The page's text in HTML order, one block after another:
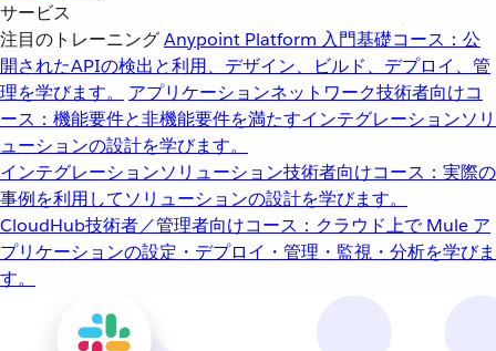
サービス
注目のトレーニングAnypoint Platform 入門基礎コース：公
開されたAPIの検出と利用、デザイン、ビルド、デプロイ、管
理を学びます。
アプリケーションネットワーク技術者向けコ
ース：機能要件と非機能要件を満たすインテグレーションソリ
ューションの設計を学びます。
インテグレーションソリューション技術者向けコース：実際の
事例を利用してソリューションの設計を学びます。
CloudHub技術者／管理者向けコース：クラウド上で Mule ア
プリケーションの設定・デプロイ・管理・監視・分析を学びま
す。